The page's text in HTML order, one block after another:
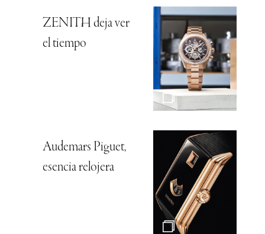
ZENITH deja ver
el tiempo
Audemars Piguet,
esencia relojera